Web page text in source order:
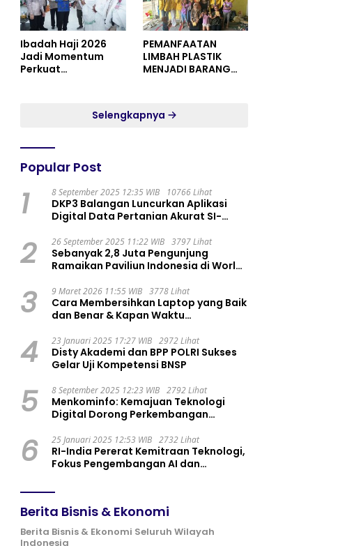
Ibadah Haji 2026
Jadi Momentum
Perkuat
PEMANFAATAN
LIMBAH PLASTIK
MENJADI BARANG
RESIDENCE
Selengkapnya
Popular Post
1 8 September 2025 12:35 WIB 10766 Lihat
DKP3 Balangan Luncurkan Aplikasi
Digital Data Pertanian Akurat SI-
2 26 September 2025 11:22 WIB 3797 Lihat
Sebanyak 2,8 Juta Pengunjung
Ramaikan Paviliun Indonesia di World
3 9 Maret 2026 11:55 WIB 3778 Lihat
Cara Membersihkan Laptop yang Baik
dan Benar & Kapan Waktu
4 23 Januari 2025 17:27 WIB 2972 Lihat
Disty Akademi dan BPP POLRI Sukses
Gelar Uji Kompetensi BNSP
5 8 September 2025 12:23 WIB 2792 Lihat
Menkominfo: Kemajuan Teknologi
Digital Dorong Perkembangan
6 25 Januari 2025 12:53 WIB 2732 Lihat
RI-India Pererat Kemitraan Teknologi,
Fokus Pengembangan AI dan
Berita Bisnis & Ekonomi
Berita Bisnis & Ekonomi Seluruh Wilayah
Indonesia